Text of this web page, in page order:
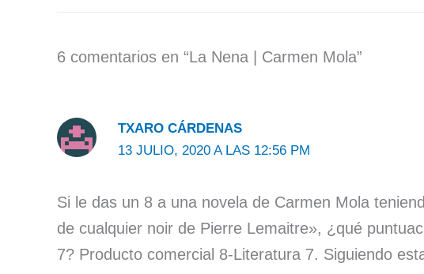
6 comentarios en “La Nena | Carmen Mola”
TXARO CÁRDENAS
13 JULIO, 2020 A LAS 12:56 PM
Si le das un 8 a una novela de Carmen Mola
de cualquier noir de Pierre Lemaitre», ¿qué
7? Producto comercial 8-Literatura 7. Siguiendo